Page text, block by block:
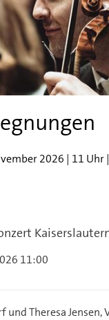
2026 | 11 Uhr
11:00
und Theresa Jensen,